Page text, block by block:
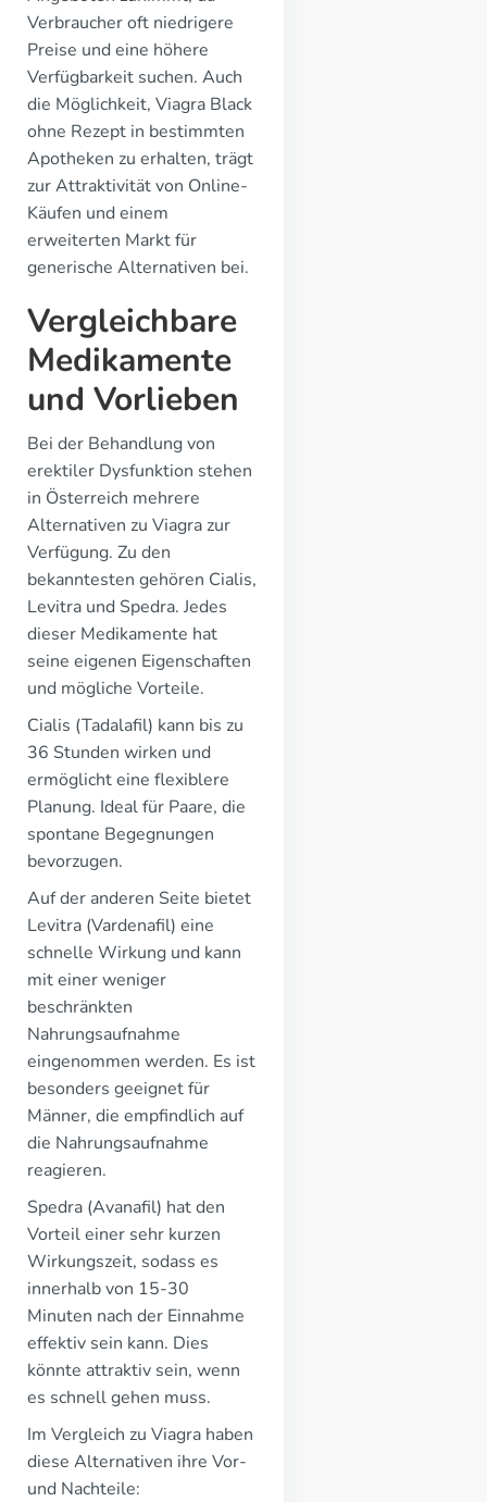
Verbraucher oft niedrigere
Preise und eine höhere
Verfügbarkeit suchen. Auch
die Möglichkeit, Viagra Black
ohne Rezept in bestimmten
Apotheken zu erhalten, trägt
zur Attraktivität von Online-
Käufen und einem
erweiterten Markt für
generische Alternativen bei.
Vergleichbare
Medikamente
und Vorlieben
Bei der Behandlung von
erektiler Dysfunktion stehen
in Österreich mehrere
Alternativen zu Viagra zur
Verfügung. Zu den
bekanntesten gehören Cialis,
Levitra und Spedra. Jedes
dieser Medikamente hat
seine eigenen Eigenschaften
und mögliche Vorteile.
Cialis (Tadalafil) kann bis zu
36 Stunden wirken und
ermöglicht eine flexiblere
Planung. Ideal für Paare, die
spontane Begegnungen
bevorzugen.
Auf der anderen Seite bietet
Levitra (Vardenafil) eine
schnelle Wirkung und kann
mit einer weniger
beschränkten
Nahrungsaufnahme
eingenommen werden. Es ist
besonders geeignet für
Männer, die empfindlich auf
die Nahrungsaufnahme
reagieren.
Spedra (Avanafil) hat den
Vorteil einer sehr kurzen
Wirkungszeit, sodass es
innerhalb von 15-30
Minuten nach der Einnahme
effektiv sein kann. Dies
könnte attraktiv sein, wenn
es schnell gehen muss.
Im Vergleich zu Viagra haben
diese Alternativen ihre Vor-
und Nachteile: